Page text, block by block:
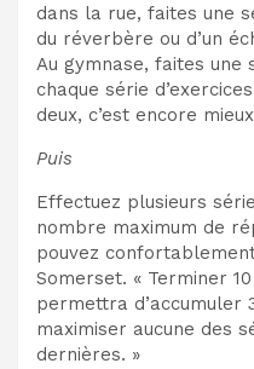
dans la rue, faites une
du réverbère ou d’un
Au gymnase, faites
chaque série
deux, c’est encore
Puis
Effectuez plusieurs
nombre maximum de
pouvez
Somerset. « Terminer
permettra d’accumuler
maximiser aucune des
dernières. »